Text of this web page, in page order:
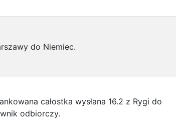
do Niemiec.
całostka wysłana 16.2 z Rygi do
odbiorczy.